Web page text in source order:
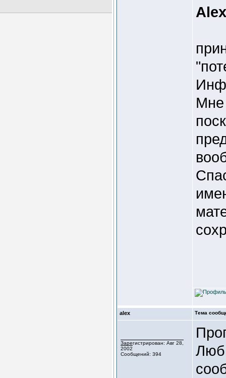
Мне
alex Тема
Зарегистрирован: Авг 28,
2002
Сообщений: 394